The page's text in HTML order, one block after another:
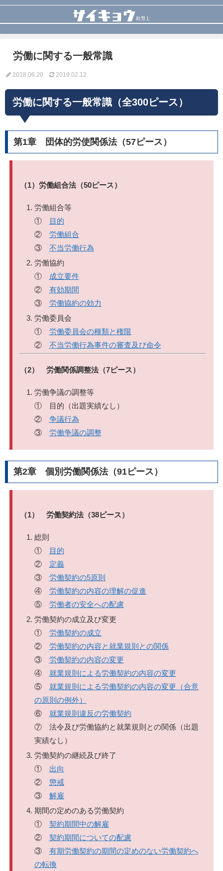
労働に関する一般常識
2018.06.20 2019.02.12
労働に関する一般常識（全300ピース）
第1章 団体的労使関係法（57ピース）
（1）労働組合法（50ピース）
労働組合等
①
目的
② 労働組合
③ 不当労働行為
労働協約
①
成立要件
② 有効期間
③ 労働協約の効力
労働委員会
① 労働委員会の種類と権限
② 不当労働行為事件の審査及び命令
（2） 労働関係調整法（7ピース）
労働争議の調整等
① 目的（出題実績なし）
② 争議行為
③ 労働争議の調整
第2章 個別労働関係法（91ピース）
（1） 労働契約法（38ピース）
総則
①
目的
② 定義
③ 労働契約の5原則
④ 労働契約の内容の理解の促進
⑤ 労働者の安全への配慮
労働契約の成立及び変更
① 労働契約の成立
② 労働契約の内容と就業規則との関係
③ 労働契約の内容の変更
④ 就業規則による労働契約の内容の変更
⑤ 就業規則による労働契約の内容の変更（合意
の原則の例外）
⑥ 就業規則違反の労働契約
⑦ 法令及び労働協約と就業規則との関係（出題
実績なし）
労働契約の継続及び終了
① 出向
② 懲戒
③ 解雇
期間の定めのある労働契約
① 契約期間中の解雇
② 契約期間についての配慮
③ 有期労働契約の期間の定めのない労働契約へ
の転換